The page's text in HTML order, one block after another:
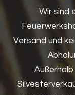
Wir sind
Versand und